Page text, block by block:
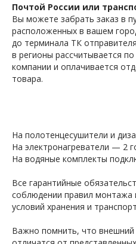
Почтой России или
Вы можете забрать заказ в
расположенных в вашем
до терминала ТК
в регионы рассчитывается
компании и оплачивается
товара.
На полотенцесушители и
На электронагреватели — 2
На водяные комплекты
Все гарантийные
соблюдении правил монтажа
условий хранения и
Важно помнить, что